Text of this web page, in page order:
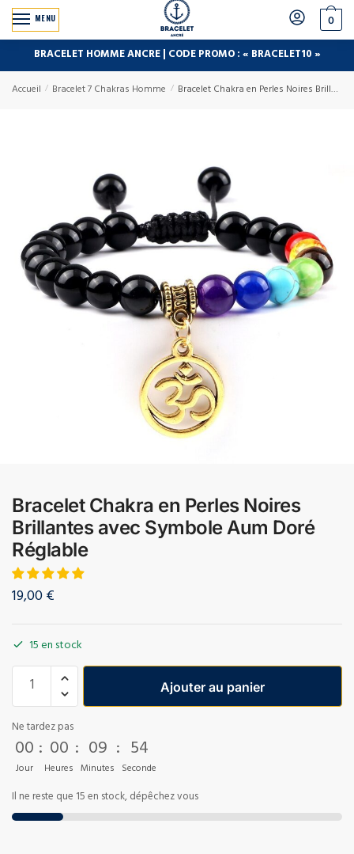
MENU 0
BRACELET HOMME ANCRE | CODE PROMO : « BRACELET10 »
Accueil / Bracelet 7 Chakras Homme / Bracelet Chakra en Perles Noires Brillantes avec Symbole Aum Doré Réglable
Bracelet Chakra en Perles Noires
Brillantes avec Symbole Aum Doré
Réglable
19,00€
15 en stock
Ajouter au panier
Ne tardez pas
00
Jour
: 00
Heures
: 09
Minutes
: 53
Seconde
Il ne reste que 15 en stock, dépêchez vous